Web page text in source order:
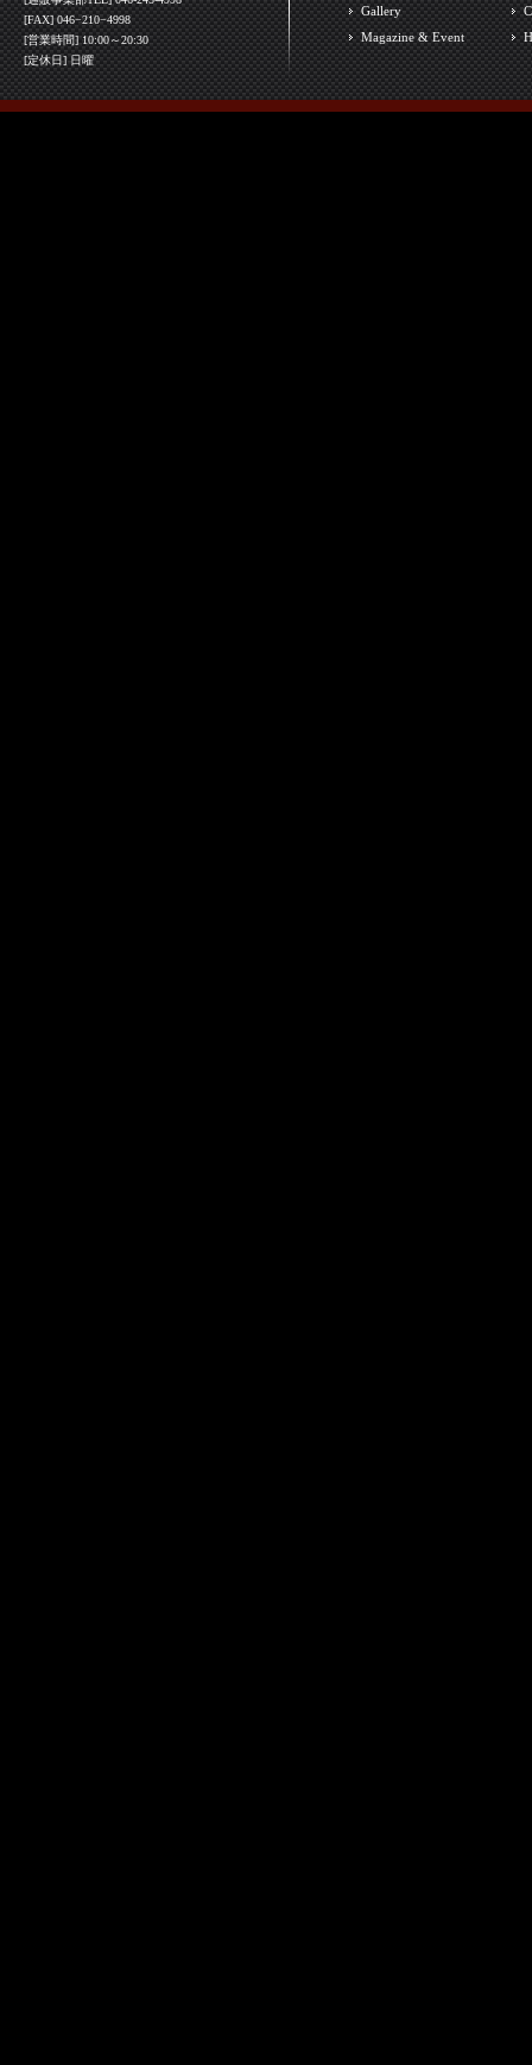
[FAX] 046−210−4998
[営業時間] 10:00～20:30
[定休日] 日曜
Gallery
Magazine & Event